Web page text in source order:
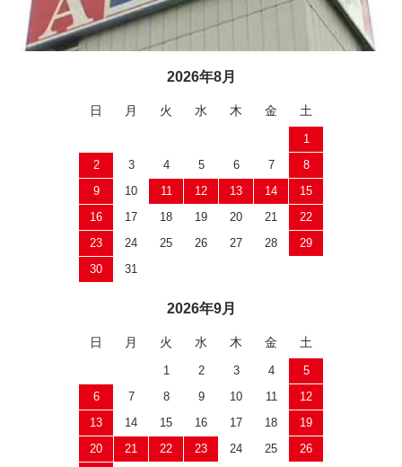
2026年8月
日 月 火 水 木 金 土
1
2
3 4 5 6 7
8
9
10 11 12 13 14
15
16
17 18 19 20 21
22
23
24 25 26 27 28
29
30
31
2026年9月
日 月 火 水 木 金 土
1 2 3 4
5
6
7 8 9 10 11
12
13
14 15 16 17 18
19
20
21 22 23 24 25
26